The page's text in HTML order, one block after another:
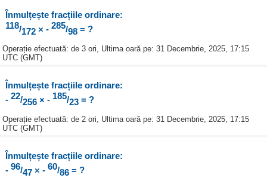
Înmulțește fracțiile ordinare:
118/172× - 285/98= ?
Operație efectuată: de 3 ori, Ultima oară pe: 31 Decembrie, 2025, 17:15
UTC (GMT)
Înmulțește fracțiile ordinare:
- 22/256× - 185/23= ?
Operație efectuată: de 2 ori, Ultima oară pe: 31 Decembrie, 2025, 17:15
UTC (GMT)
Înmulțește fracțiile ordinare:
- 96/47× - 60/86= ?